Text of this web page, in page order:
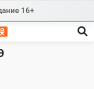
16+